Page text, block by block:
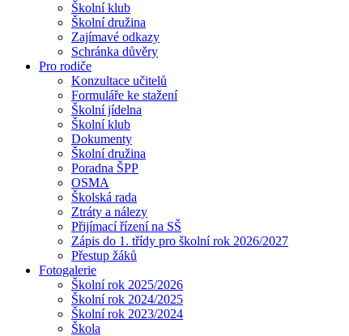
Školní klub
Školní družina
Zajímavé odkazy
Schránka důvěry
Pro rodiče
Konzultace učitelů
Formuláře ke stažení
Školní jídelna
Školní klub
Dokumenty
Školní družina
Poradna ŠPP
OSMA
Školská rada
Ztráty a nálezy
Přijímací řízení na SŠ
Zápis do 1. třídy pro školní rok 2026/2027
Přestup žáků
Fotogalerie
Školní rok 2025/2026
Školní rok 2024/2025
Školní rok 2023/2024
Škola